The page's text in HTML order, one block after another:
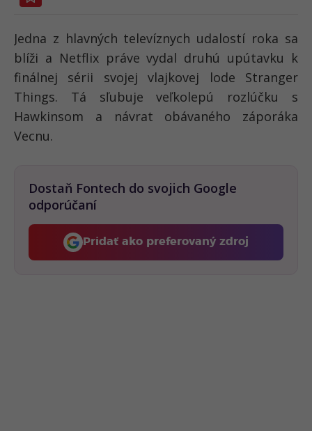
Jedna z hlavných televíznych udalostí roka sa
blíži a Netflix práve vydal druhú upútavku k
finálnej sérii svojej vlajkovej lode Stranger
Things. Tá sľubuje veľkolepú rozlúčku s
Hawkinsom a návrat obávaného záporáka
Vecnu.
Dostaň Fontech do svojich Google
odporúčaní
Pridať ako preferovaný zdroj
Fontech, odkaz sa otvorí v